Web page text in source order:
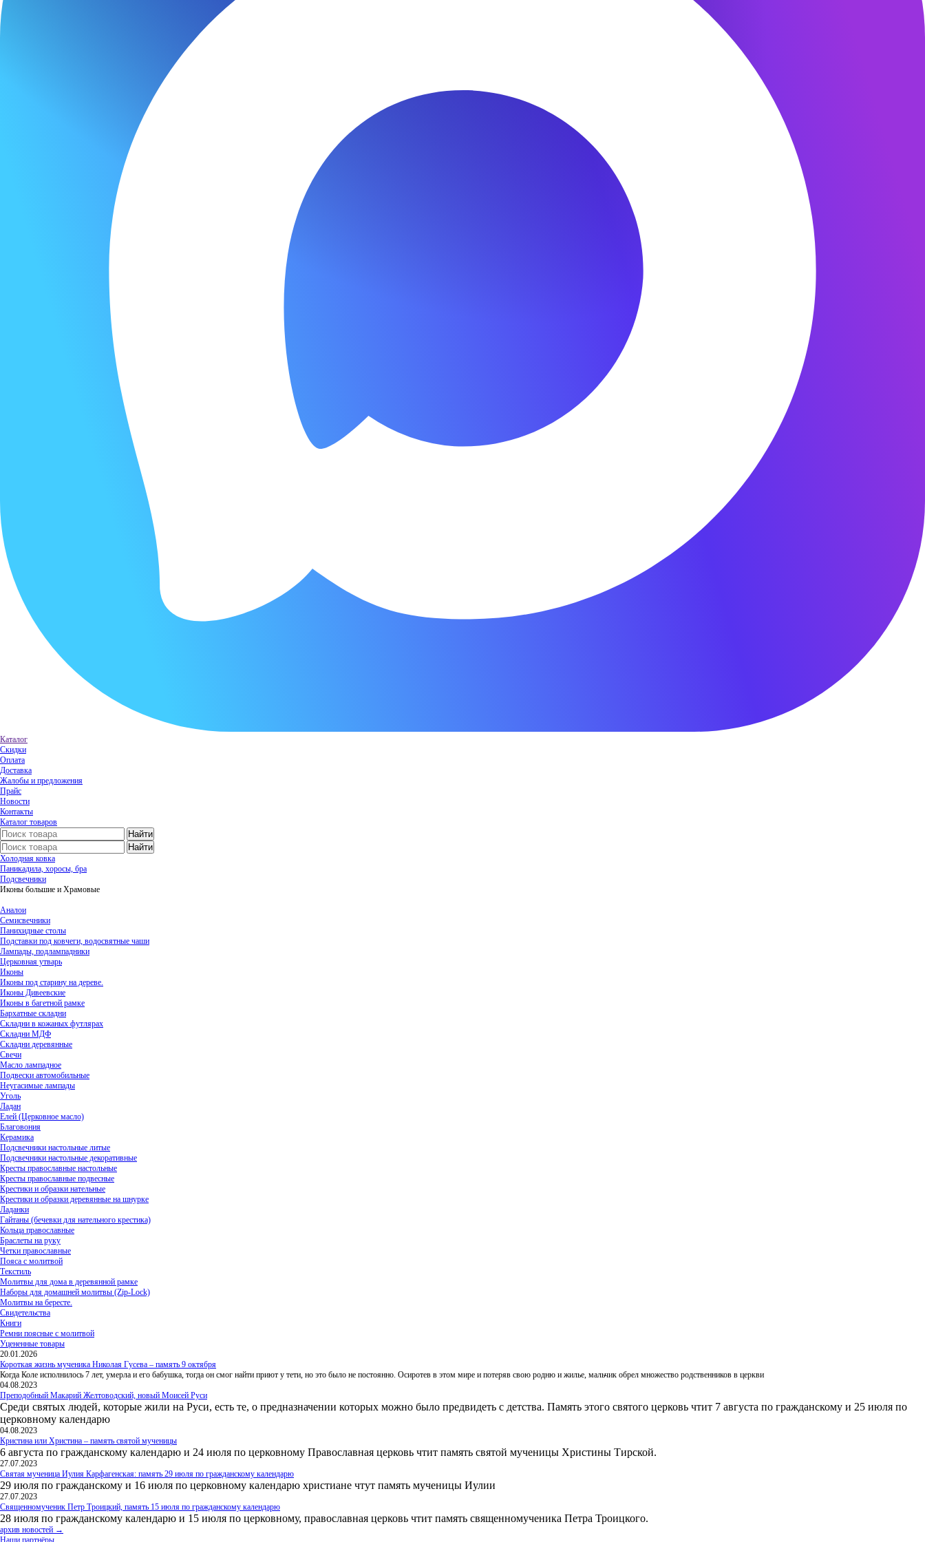
Каталог
Скидки
Оплата
Доставка
Жалобы и предложения
Прайс
Новости
Контакты
Каталог товаров
Холодная ковка
Паникадила, хоросы, бра
Подсвечники
Иконы большие и Храмовые
Аналои
Семисвечники
Панихидные столы
Подставки под ковчеги, водосвятные чаши
Лампады, подлампадники
Церковная утварь
Иконы
Иконы под старину на дереве.
Иконы Дивеевские
Иконы в багетной рамке
Бархатные складни
Складни в кожаных футлярах
Складни МДФ
Складни деревянные
Свечи
Масло лампадное
Подвески автомобильные
Неугасимые лампады
Уголь
Ладан
Елей (Церковное масло)
Благовония
Керамика
Подсвечники настольные литые
Подсвечники настольные декоративные
Кресты православные настольные
Кресты православные подвесные
Крестики и образки нательные
Крестики и образки деревянные на шнурке
Ладанки
Гайтаны (бечевки для нательного крестика)
Кольца православные
Браслеты на руку
Четки православные
Пояса с молитвой
Текстиль
Молитвы для дома в деревянной рамке
Наборы для домашней молитвы (Zip-Lock)
Молитвы на бересте.
Свидетельства
Книги
Ремни поясные с молитвой
Уцененные товары
20.01.2026
Короткая жизнь мученика Николая Гусева – память 9 октября
Когда Коле исполнилось 7 лет, умерла и его бабушка, тогда он смог найти приют у тети, но это было не постоянно. Осиротев в этом мире и потеряв свою родню и жилье, мальчик обрел множество родственников в церкви
04.08.2023
Преподобный Макарий Желтоводский, новый Моисей Руси
Среди святых людей, которые жили на Руси, есть те, о предназначении которых можно было предвидеть с детства. Память этого святого церковь чтит 7 августа по гражданскому и 25 июля по
церковному календарю
04.08.2023
Кристина или Христина – память святой мученицы
6 августа по гражданскому календарю и 24 июля по церковному Православная церковь чтит память святой мученицы Христины Тирской.
27.07.2023
Святая мученица Иулия Карфагенская: память 29 июля по гражданскому календарю
29 июля по гражданскому и 16 июля по церковному календарю христиане чтут память мученицы Иулии
27.07.2023
Священномученик Петр Троицкий, память 15 июля по гражданскому календарю
28 июля по гражданскому календарю и 15 июля по церковному, православная церковь чтит память священномученика Петра Троицкого.
архив новостей →
Наши партнёры